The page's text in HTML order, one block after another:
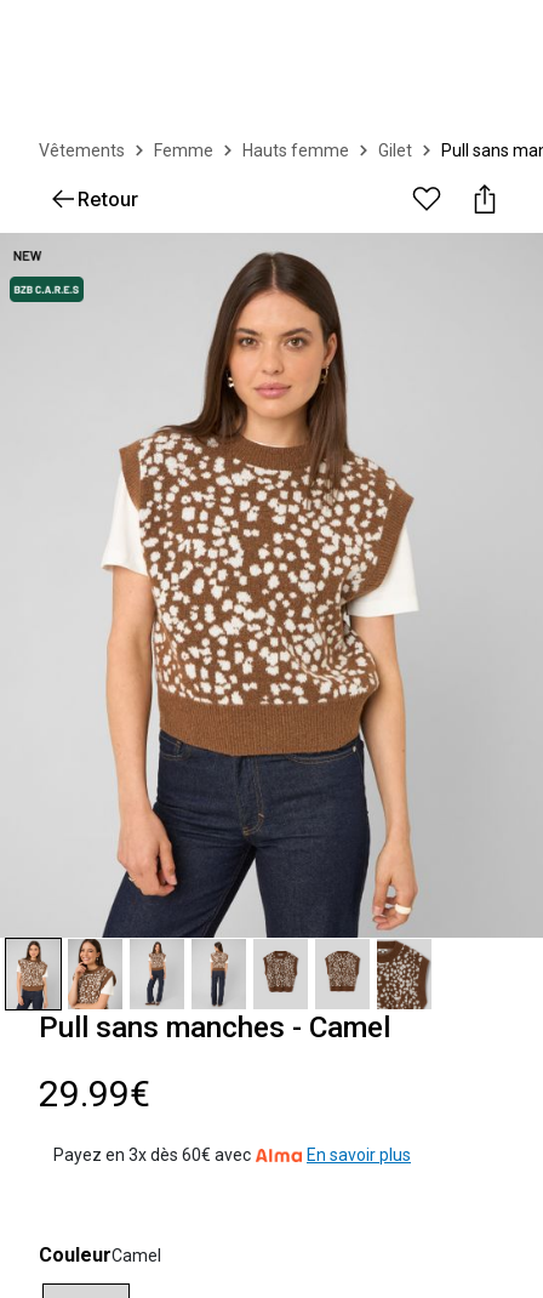
Vêtements Femme Hauts femme Gilet Pull sans
Retour
Pull sans manches - Camel
29.99€
Payez en 3x dès 60€ avec En savoir plus
CouleurCamel